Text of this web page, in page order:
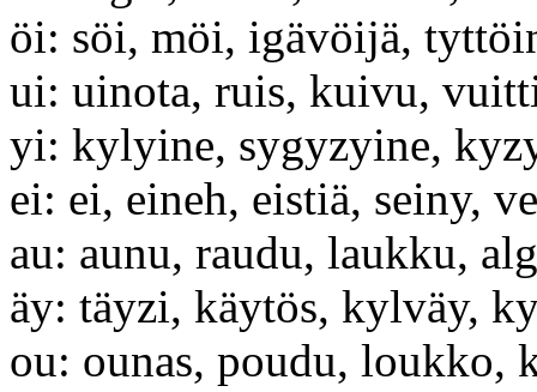
öi: söi, möi, igävöijä,
ui: uinota, ruis, kuivu,
yi: kylyine, sygyzyine,
ei: ei, eineh, eistiä, seiny,
au: aunu, raudu, laukku,
äy: täyzi, käytös, kylväy,
ou: ounas, poudu, loukko,